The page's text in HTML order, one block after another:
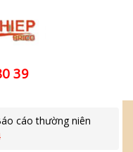
39
cáo thường niên